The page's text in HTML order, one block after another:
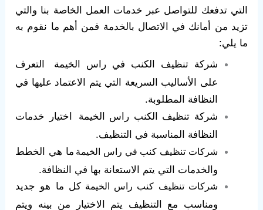
التي تدفعك للتواصل عبر خدمات العمل الخاصة بنا والتي
تزيد من أمانك في الاتصال بالخدمة فمن أهم ما نقوم به
ما يلي:
شركة تنظيف الكنب في راس الخيمة
التعرف
على الأساليب السريعة التي يتم الاعتماد عليها في
النظافة المطلوبة.
شركة تنظيف الكنب راس الخيمة
اختيار خدمات
النظافة المناسبة في التنظيف.
شركات تنظيف كنب في راس الخيمة ما هي الخطط
والخدمات التي يتم الاستعانة بها في النظافة.
شركات تنظيف كنب راس الخيمةكل ما هو جديد
ومناسب مع التنظيف يتم الاختيار من بينه ويتم